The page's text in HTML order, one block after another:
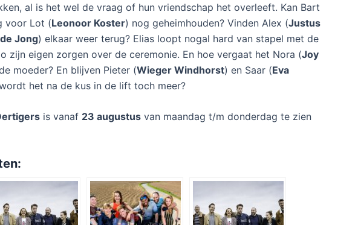
al is het wel de vraag of hun vriendschap het overleeft. Kan Bart
voor Lot (Leonoor Koster) nog geheimhouden? Vinden Alex (Justus
Jong) elkaar weer terug? Elias loopt nogal hard van stapel met de
zijn eigen zorgen over de ceremonie. En hoe vergaat het Nora (Joy
moeder? En blijven Pieter (Wieger Windhorst) en Saar (Eva
het na de kus in de lift toch meer?
is vanaf 23 augustus van maandag t/m donderdag te zien